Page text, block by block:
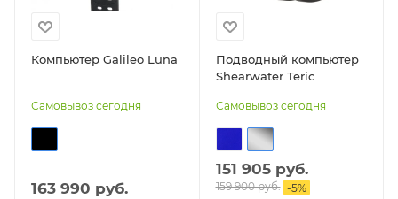
Компьютер Galileo Luna
Самовывоз сегодня
163 990 руб.
Подводный компьютер
Shearwater Teric
Самовывоз сегодня
151 905 руб.
159 900 руб. -5%